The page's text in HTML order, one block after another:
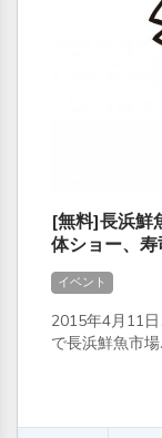
[無料]長浜鮮
体ショー、寿
イベント
2015年4月11
で長浜鮮魚市場